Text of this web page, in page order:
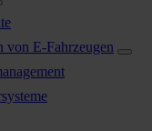
von E-Fahrzeugen